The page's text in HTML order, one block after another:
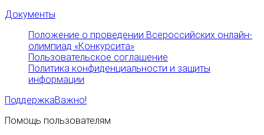
Документы
Положение о проведении Всероссийских онлайн-
олимпиад «Конкурсита»
Пользовательское соглашение
Политика конфиденциальности и защиты
информации
ПоддержкаВажно!
Помощь пользователям